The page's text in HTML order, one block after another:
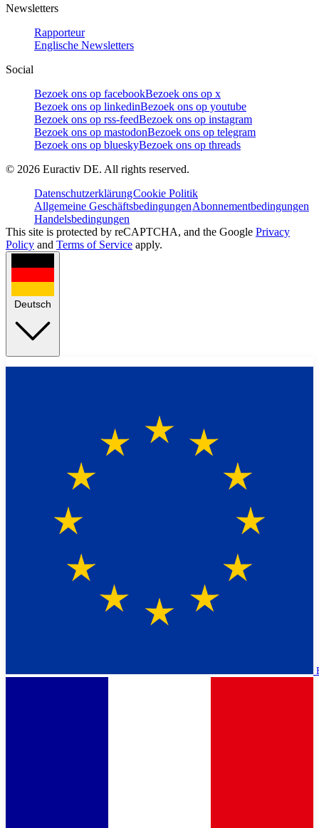
Newsletters
Rapporteur
Englische Newsletters
Social
Bezoek ons op facebookBezoek ons op x
Bezoek ons op linkedinBezoek ons op youtube
Bezoek ons op rss-feedBezoek ons op instagram
Bezoek ons op mastodonBezoek ons op telegram
Bezoek ons op blueskyBezoek ons op threads
© 2026 Euractiv DE. All rights reserved.
DatenschutzerklärungCookie Politik
Allgemeine GeschäftsbedingungenAbonnementbedingungen
Handelsbedingungen
This site is protected by reCAPTCHA, and the Google Privacy
Policy and Terms of Service apply.
Deutsch